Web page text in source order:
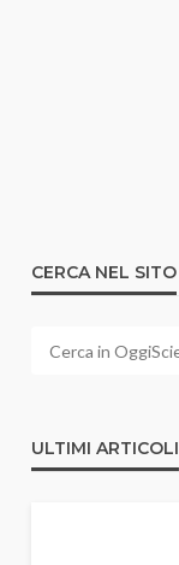
CERCA NEL SITO
ULTIMI ARTICOLI